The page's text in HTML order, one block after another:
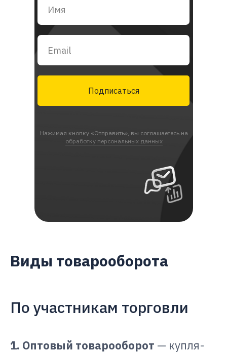
Нажимая кнопку «Отправить», вы соглашаетесь на
обработку персональных данных
Подписаться
Виды товарооборота
По участникам торговли
1. Оптовый товарооборот — купля-